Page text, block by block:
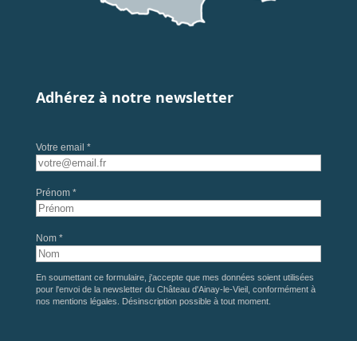
Adhérez à notre newsletter
Votre email *
Prénom *
Nom *
En soumettant ce formulaire, j'accepte que mes données soient utilisées
pour l'envoi de la newsletter du Château d'Ainay-le-Vieil, conformément à
nos mentions légales . Désinscription possible à tout moment.